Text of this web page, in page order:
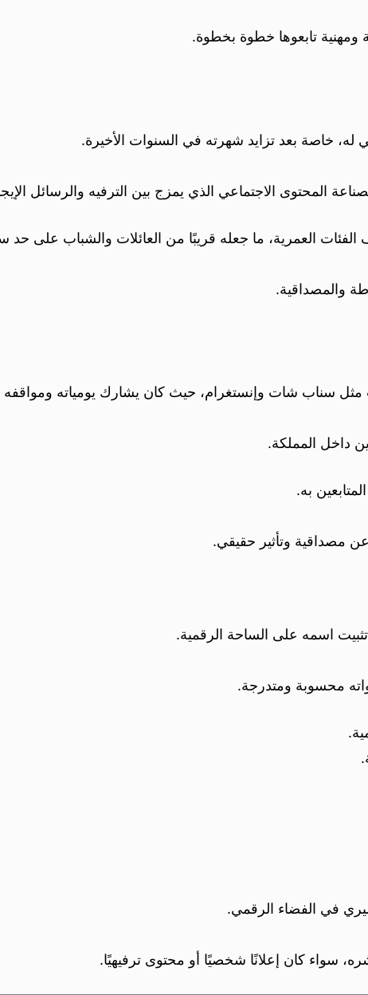
ومهنية تابعوها خطوة بخطوة.
خاصة بعد تزايد شهرته في السنوات الأخيرة.
العمرية، ما جعله قريبًا من العائلات والشباب على حد
والمصداقية.
سناب شات وإنستغرام، حيث كان يشارك يومياته
داخل المملكة.
به.
عن مصداقية وتأثير حقيقي.
اسمه على الساحة الرقمية.
محسوبة ومتدرجة.
في الفضاء الرقمي.
سواء كان إعلانًا شخصيًا أو محتوى ترفيهيًا.